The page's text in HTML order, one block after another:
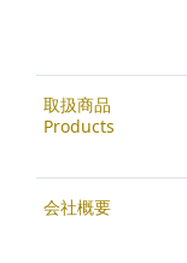
取扱商品
Products
会社概要